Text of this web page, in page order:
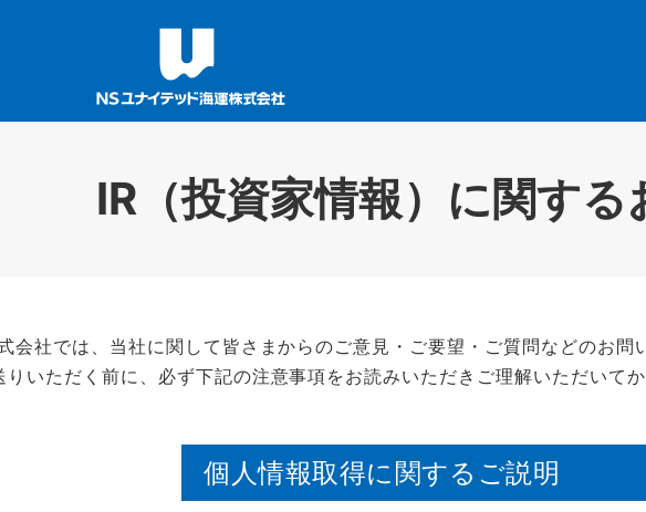
IR（投資家情報）に関す
会社では、当社に関して皆さまからのご意見・ご要望・ご質問などのお
いただく前に、必ず下記の注意事項をお読みいただきご理解いただいて
個人情報取得に関するご説明